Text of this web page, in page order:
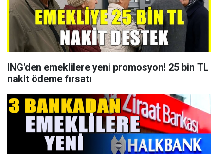
ING'den emeklilere yeni promosyon! 25 bin TL
nakit ödeme fırsatı